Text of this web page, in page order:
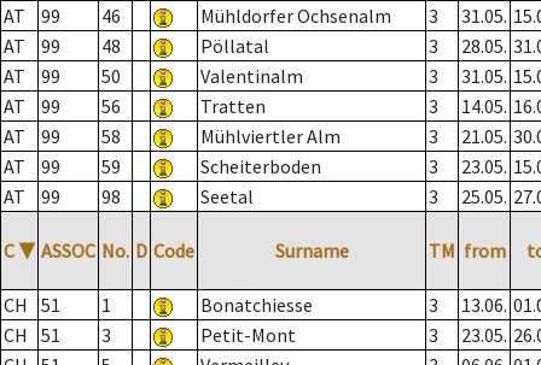
AT
99 46 Mühldorfer Ochsenalm 3 31.05.
AT
99 48 Pöllatal 3 28.05.
AT
99 50 Valentinalm 3 31.05.
AT
99 56 Tratten 3 14.05.
AT
99 58 Mühlviertler Alm 3 21.05.
AT
99 59 Scheiterboden 3 23.05.
AT
99 98 Seetal 3 25.05.
C ▼ ASSOC No. D Code Surname TM from
CH 51 1 Bonatchiesse 3 13.06.
CH
51 3 Petit-Mont 3 23.05.